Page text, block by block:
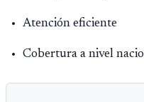
Atención eficiente
Cobertura a nivel